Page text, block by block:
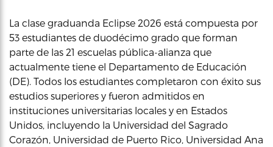
La clase graduanda Eclipse 2026 está compuesta por
53 estudiantes de duodécimo grado que forman
parte de las 21 escuelas pública-alianza que
actualmente tiene el Departamento de Educación
(DE). Todos los estudiantes completaron con éxito sus
estudios superiores y fueron admitidos en
instituciones universitarias locales y en Estados
Unidos, incluyendo la Universidad del Sagrado
Corazón, Universidad de Puerto Rico, Universidad Ana